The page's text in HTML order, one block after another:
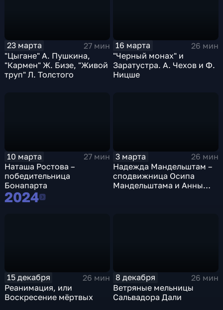
23 марта
27 мин
"Цыгане" А. Пушкина,
"Кармен" Ж. Бизе, "Живой
труп" Л. Толстого
16 марта
26 мин
"Черный монах" и
Заратустра. А. Чехов и Ф.
Ницше
10 марта
27 мин
Наташа Ростова –
победительница
Бонапарта
3 марта
26 мин
Надежда Мандельштам –
сподвижница Осипа
Мандельштама и Анны
20242024
15 декабря
26 мин
Реанимация, или
Воскресение мёртвых
8 декабря
26 мин
Ветряные мельницы
Сальвадора Дали